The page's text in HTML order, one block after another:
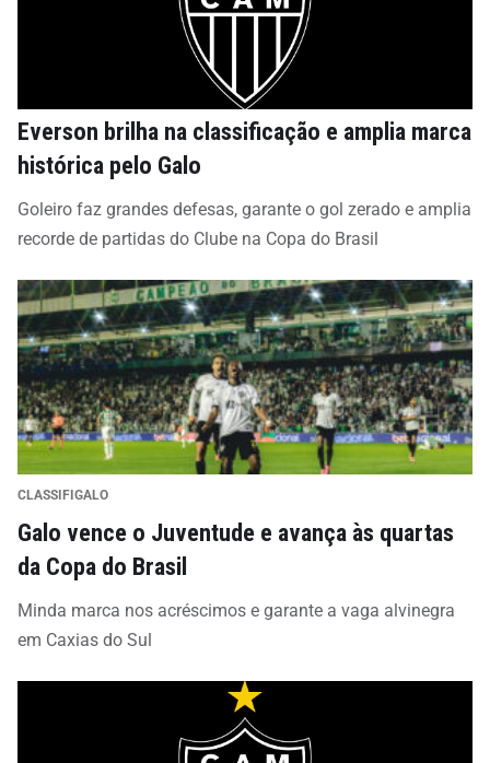
Everson brilha na classificação e amplia marca
histórica pelo Galo
Goleiro faz grandes defesas, garante o gol zerado e amplia
recorde de partidas do Clube na Copa do Brasil
CLASSIFIGALO
Galo vence o Juventude e avança às quartas
da Copa do Brasil
Minda marca nos acréscimos e garante a vaga alvinegra
em Caxias do Sul